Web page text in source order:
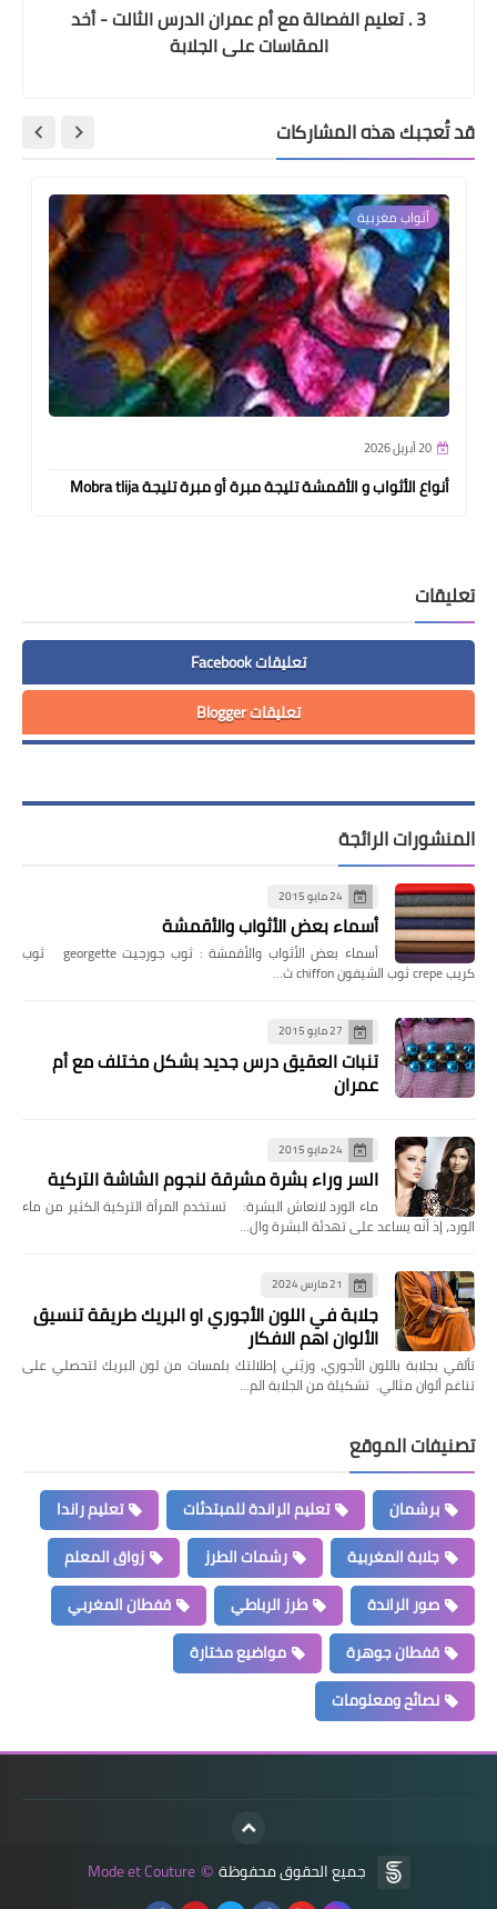
3 . تعليم الفصالة مع أم عمران الدرس الثالت - أخد
المقاسات على الجلابة
قد تُعجبك هذه المشاركات
أثواب مغربية
20 أبريل 2026
أنواع الأثواب و الأقمشة تليجة مبرة أو مبرة تليجة Mobra tlija
تعليقات
تعليقات Facebook
تعليقات Blogger
المنشورات الرائجة
24 مايو 2015
أسماء بعض الأثواب والأقمشة
أسماء بعض الأثواب والأقمشة : ثوب جورجيت georgette ثوب
كريب crepe ثوب الشيفون chiffon ث…
27 مايو 2015
تنبات العقيق درس جديد بشكل مختلف مع أم
عمران
24 مايو 2015
السر وراء بشرة مشرقة لنجوم الشاشة التركية
ماء الورد لانعاش البشرة: تستخدم المرأة التركية الكثير من ماء
الورد، إذ أنّه يساعد على تهدئة البشرة وال…
21 مارس 2024
جلابة في اللون الأجوري او البريك طريقة تنسيق
الألوان اهم الافكار
تألقي بجلابة باللون الأجوري، وزيّني إطلالتك بلمسات من لون البريك لتحصلي على
تناغم ألوان مثالي. تشكيلة من الجلابة الم…
تصنيفات الموقع
برشمان تعليم الراندة للمبتدئات
تعليم راندا
جلابة المغربية
رشمات الطرز
زواق المعلم
صور الراندة
طرز الرباطي
قفطان المغربي
قفطان جوهرة
مواضيع مختارة
نصائح ومعلومات
جميع الحقوق محفوظة ©
Mode et Couture